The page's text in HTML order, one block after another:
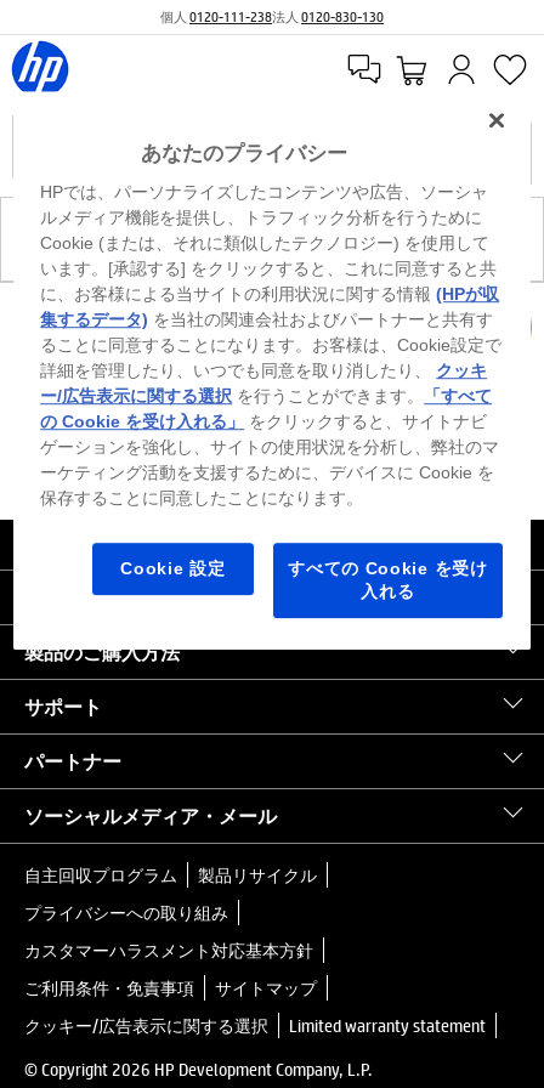
個人 0120-111-238法人 0120-830-130
現在、このカテゴリには商品がありません。
カートを確認
※ Windowsのすべてのエディションまたはバージョンで、すべての機能を使用でき
るわけではありません。Windowsの機能を最大限に活用するには、システムのハ
ードウェア、ドライバー、ソフトウェアのアップグレードおよび/または別途購
入、あるいはBIOSのアップデートが必要になる場合があります。Windowsは自動
的にアップデートされ、有効になります。高速インターネットとMicrosoftアカウ
ントが必要になります。ISPの料金が適用され、今後アップデートの際に要件が追
加される場合があります。http://www.windows.com 外部リンクアイコンをご覧く
ださい。
｜United States HP.com
会社情報
製品のご購入方法
サポート
パートナー
ソーシャルメディア・メール
自主回収プログラム
製品リサイクル
プライバシーへの取り組み
カスタマーハラスメント対応基本方針
ご利用条件・免責事項
サイトマップ
クッキー/広告表示に関する選択
Limited warranty statement
© Copyright 2026 HP Development Company, L.P.
あなたのプライバシー
HPでは、パーソナライズしたコンテンツや広告、ソーシャ
ルメディア機能を提供し、トラフィック分析を行うために
Cookie (または、それに類似したテクノロジー) を使用して
います。[承認する] をクリックすると、これに同意すると共
に、お客様による当サイトの利用状況に関する情報(HPが収
集するデータ) を当社の関連会社およびパートナーと共有す
ることに同意することになります。お客様は、Cookie設定で
詳細を管理したり、いつでも同意を取り消したり、 クッキ
ー/広告表示に関する選択 を行うことができます。
「すべて
の Cookie を受け入れる」
をクリックすると、サイトナビ
ゲーションを強化し、サイトの使用状況を分析し、弊社のマ
ーケティング活動を支援するために、デバイスに Cookie を
保存することに同意したことになります。
Cookie 設定
すべての Cookie を受け
入れる